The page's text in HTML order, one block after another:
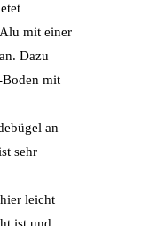
mit einer
Dazu
mit
an
sehr
leicht